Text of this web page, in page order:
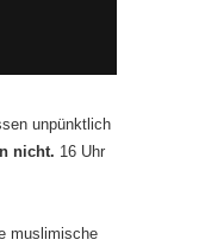
unpünktlich
nicht. 16 Uhr
muslimische